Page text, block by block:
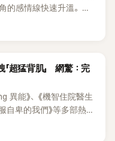
的感情線快速升溫。最
連出現床戲橋段，讓
超猛背肌」 網驚：完
異能》、《機智住院醫生
自卑的我們》等多部熱門
僅演技備受肯定，精緻